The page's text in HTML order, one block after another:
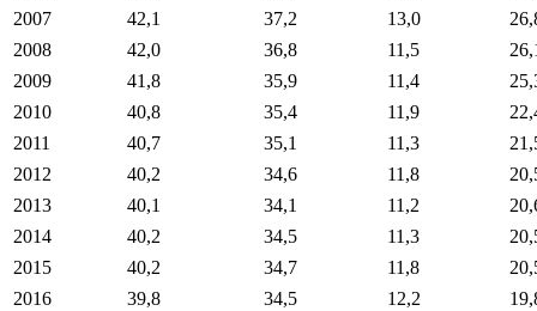
2007
42,1 37,2 13,0
2008
42,0 36,8 11,5
2009
41,8 35,9 11,4
2010
40,8 35,4 11,9
2011
40,7 35,1 11,3
2012
40,2 34,6 11,8
2013
40,1 34,1 11,2
2014
40,2 34,5 11,3
2015
40,2 34,7 11,8
2016
39,8 34,5 12,2